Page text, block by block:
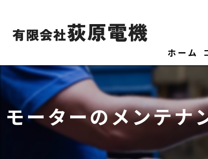
ホーム
モーターのメンテナ